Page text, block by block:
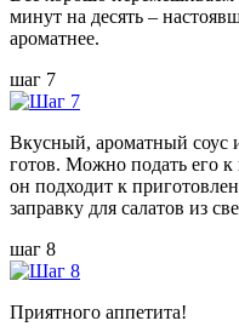
минут на десять –
ароматнее.
шаг 7
Вкусный, ароматный соус
готов. Можно подать его
он подходит к
заправку для салатов из
шаг 8
Приятного аппетита!